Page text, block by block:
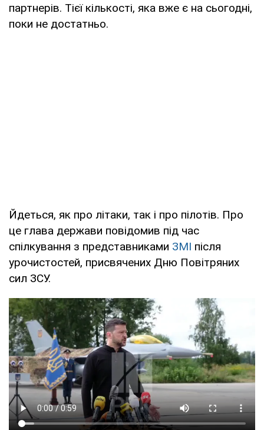
партнерів. Тієї кількості, яка вже є на сьогодні,
поки не достатньо.
Йдеться, як про літаки, так і про пілотів. Про
це глава держави повідомив під час
спілкування з представниками ЗМІ після
урочистостей, присвячених Дню Повітряних
сил ЗСУ.